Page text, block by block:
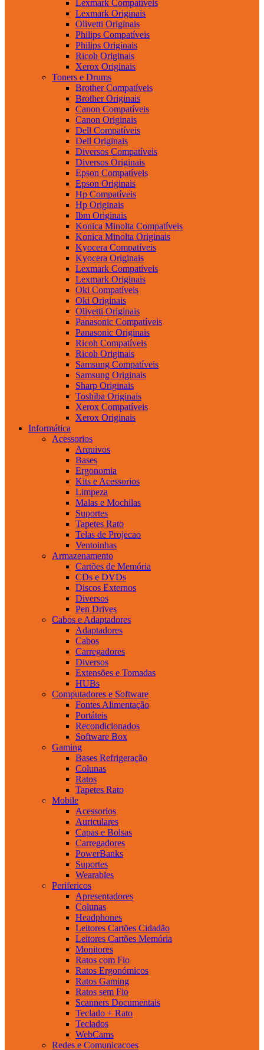
Lexmark Compatíveis
Lexmark Originais
Olivetti Originais
Philips Compatíveis
Philips Originais
Ricoh Originais
Xerox Originais
Toners e Drums
Brother Compatíveis
Brother Originais
Canon Compatíveis
Canon Originais
Dell Compatíveis
Dell Originais
Diversos Compatíveis
Diversos Originais
Epson Compatíveis
Epson Originais
Hp Compatíveis
Hp Originais
Ibm Originais
Konica Minolta Compatíveis
Konica Minolta Originais
Kyocera Compatíveis
Kyocera Originais
Lexmark Compatíveis
Lexmark Originais
Oki Compatíveis
Oki Originais
Olivetti Originais
Panasonic Compatíveis
Panasonic Originais
Ricoh Compatíveis
Ricoh Originais
Samsung Compatíveis
Samsung Originais
Sharp Originais
Toshiba Originais
Xerox Compatíveis
Xerox Originais
Informática
Acessorios
Arquivos
Bases
Ergonomia
Kits e Acessorios
Limpeza
Malas e Mochilas
Suportes
Tapetes Rato
Telas de Projecao
Ventoinhas
Armazenamento
Cartões de Memória
CDs e DVDs
Discos Externos
Diversos
Pen Drives
Cabos e Adaptadores
Adaptadores
Cabos
Carregadores
Diversos
Extensões e Tomadas
HUBs
Computadores e Software
Fontes Alimentação
Portáteis
Recondicionados
Software Box
Gaming
Bases Refrigeração
Colunas
Ratos
Tapetes Rato
Mobile
Acessorios
Auriculares
Capas e Bolsas
Carregadores
PowerBanks
Suportes
Wearables
Perifericos
Apresentadores
Colunas
Headphones
Leitores Cartões Cidadão
Leitores Cartões Memória
Monitores
Ratos com Fio
Ratos Ergonómicos
Ratos Gaming
Ratos sem Fio
Scanners Documentais
Teclado + Rato
Teclados
WebCams
Redes e Comunicacoes